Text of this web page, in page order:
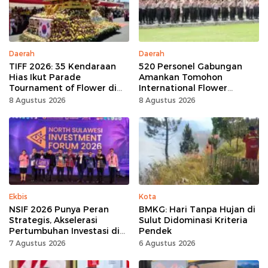
Daerah
TIFF 2026: 35 Kendaraan
Hias Ikut Parade
Tournament of Flower di
Tomohon
8 Agustus 2026
Daerah
520 Personel Gabungan
Amankan Tomohon
International Flower
Festival
8 Agustus 2026
Ekbis
NSIF 2026 Punya Peran
Strategis, Akselerasi
Pertumbuhan Investasi di
Sulut
7 Agustus 2026
Kota
BMKG: Hari Tanpa Hujan di
Sulut Didominasi Kriteria
Pendek
6 Agustus 2026